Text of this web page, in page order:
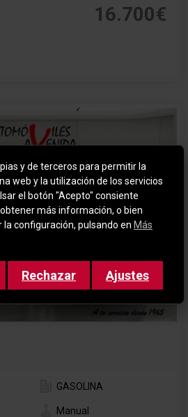
16.700€
GASOLINA
Manual
y de terceros para permitir la
web y la utilización de los servicios
el botón "Acepto" consiente
más información, o bien
configuración, pulsando en Más
Rechazar Ajustes